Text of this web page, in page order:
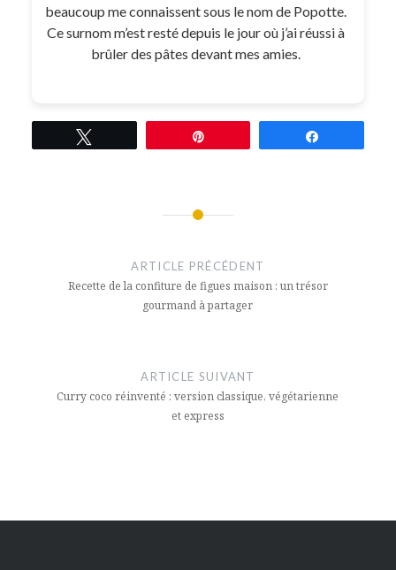
beaucoup me connaissent sous le nom de Popotte.
Ce surnom m’est resté depuis le jour où j’ai réussi à
brûler des pâtes devant mes amies.
l’article
ARTICLE PRÉCÉDENT
Recette de la confiture de figues maison : un trésor
gourmand à partager
ARTICLE SUIVANT
Curry coco réinventé : version classique, végétarienne
et express